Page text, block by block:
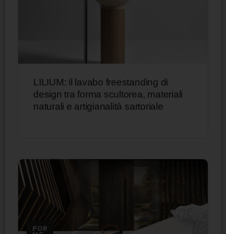
LILIUM: il lavabo freestanding di
design tra forma scultorea, materiali
naturali e artigianalità sartoriale